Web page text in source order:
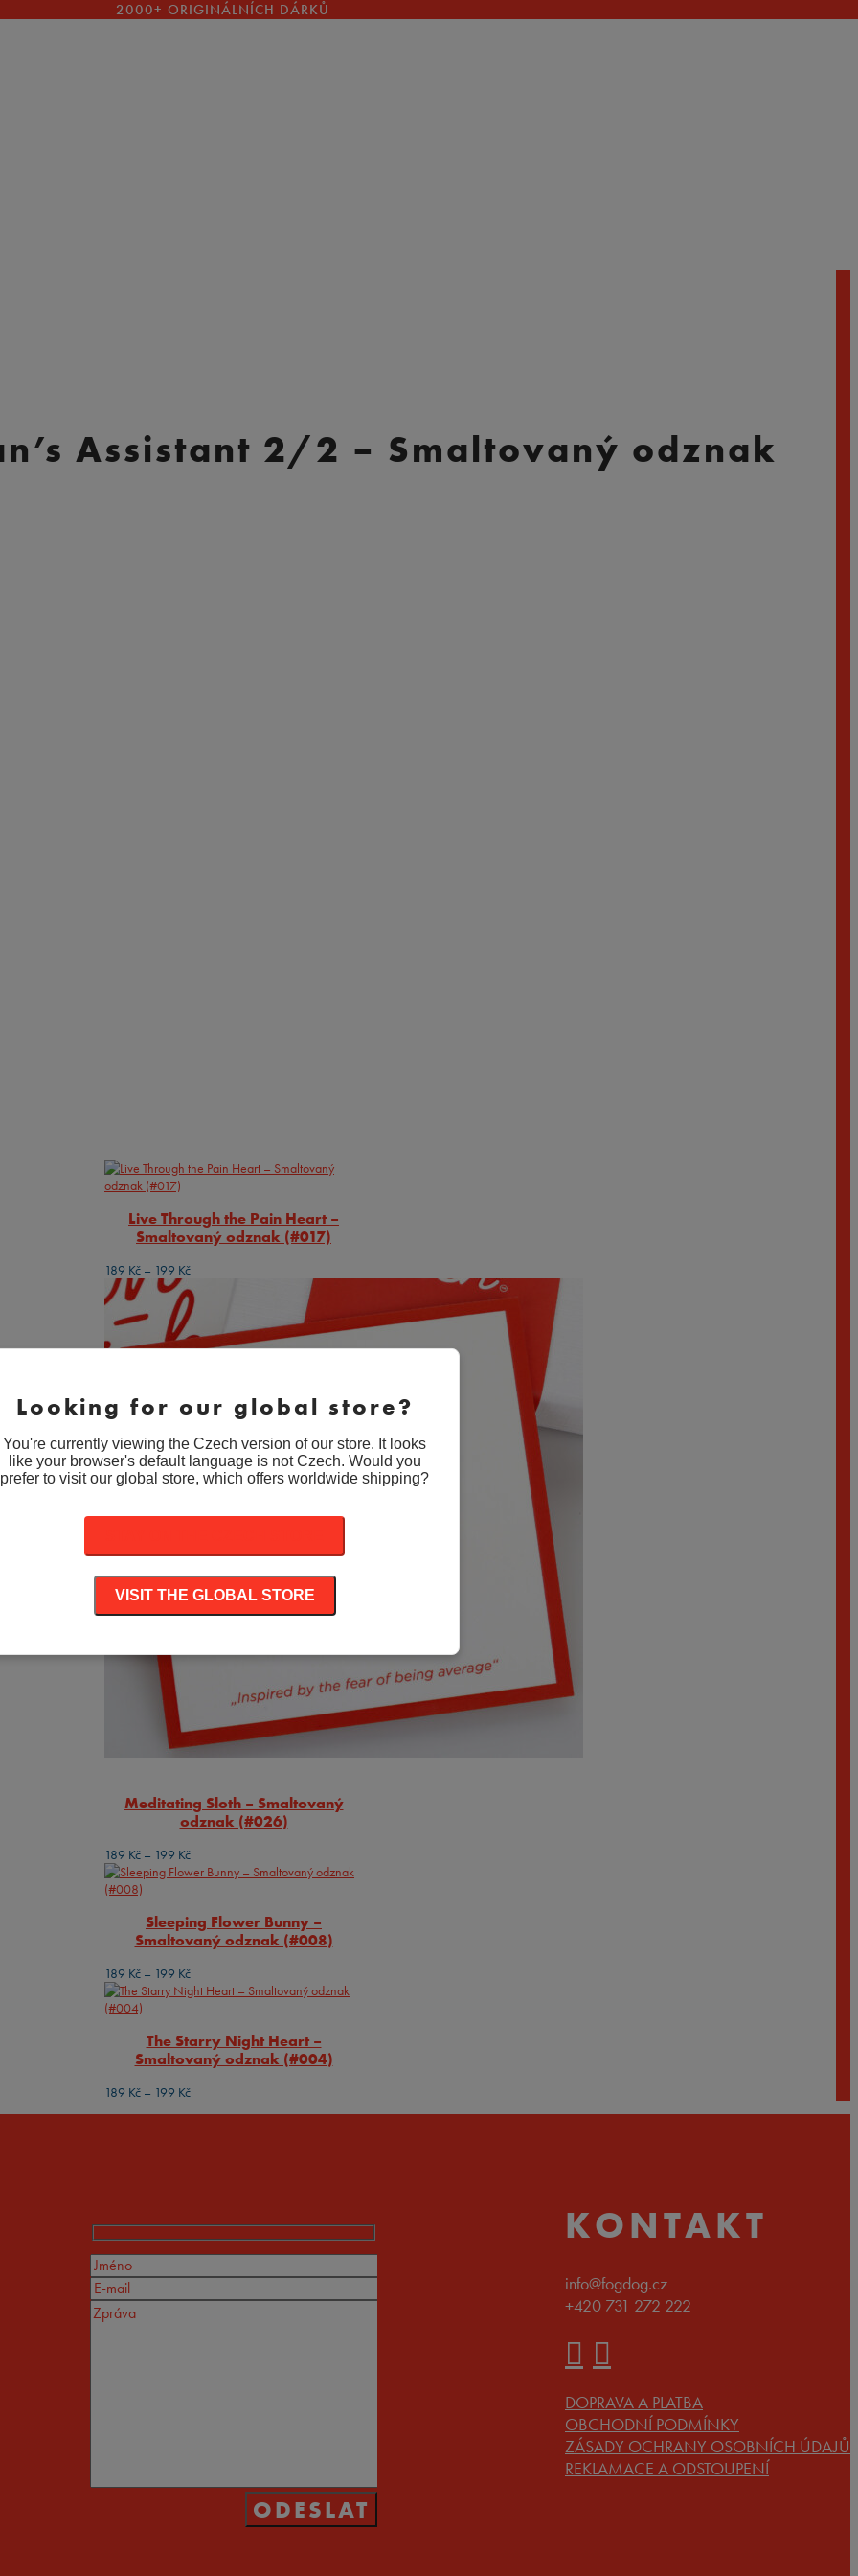
2000+ ORIGINÁLNÍCH DÁRKŮ
Assistant 2/2 – Smaltovaný odznak
Live Through the Pain Heart –
Smaltovaný odznak (#017)
189 Kč – 199 KčRozpětí
cen:
189 Kč
až
199 Kč
Meditating Sloth – Smaltovaný
odznak (#026)
189 Kč – 199 KčRozpětí
cen:
199 Kč
Sleeping Flower Bunny –
Smaltovaný odznak (#008)
189 Kč – 199 KčRozpětí
cen:
199 Kč
The Starry Night Heart –
Smaltovaný odznak (#004)
189 Kč – 199 KčRozpětí
KONTAKT
info@fogdog.cz
+420 731 272 222
DOPRAVA A PLATBA
OBCHODNÍ PODMÍNKY
ZÁSADY OCHRANY OSOBNÍCH ÚDAJŮ
REKLAMACE A ODSTOUPENÍ
Looking for our global store?
You're currently viewing the Czech version of our store. It looks
like your browser's default language is not Czech. Would you
prefer to visit our global store, which offers worldwide shipping?
VISIT THE GLOBAL STORE